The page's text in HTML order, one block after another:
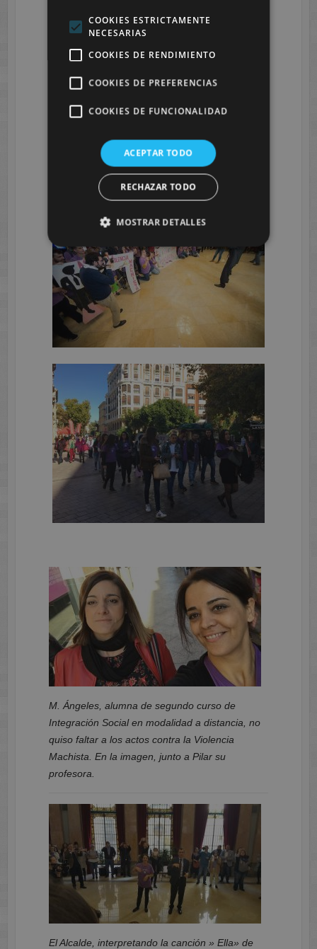
M. Ángeles, alumna de segundo curso de
Integración Social en modalidad a distancia, no
quiso faltar a los actos contra la Violencia
Machista. En la imagen, junto a Pilar su
profesora.
El Alcalde, interpretando la canción » Ella» de
COOKIES ESTRICTAMENTE
NECESARIAS
COOKIES DE RENDIMIENTO
COOKIES DE PREFERENCIAS
COOKIES DE FUNCIONALIDAD
ACEPTAR TODO
RECHAZAR TODO
MOSTRAR DETALLES